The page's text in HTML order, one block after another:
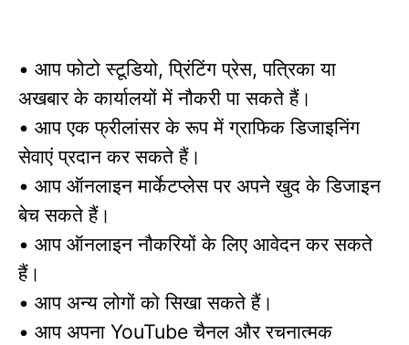
• आप फोटो स्टूडियो,प्रिंटिंग प्रेस,पत्रिका या
अखबार के कार्यालयों में नौकरी पा सकते हैं।
• आप एक फ्रीलांसर के रूप में ग्राफिक डिजाइनिंग
सेवाएं प्रदान कर सकते हैं।
• आप ऑनलाइन मार्केटप्लेस पर अपने खुद के डिजाइन
बेच सकते हैं।
• आप ऑनलाइन नौकरियों के लिए आवेदन कर सकते
हैं।
• आप अन्य लोगों को सिखा सकते हैं।
• आप अपना YouTubeचैनल और रचनात्मक